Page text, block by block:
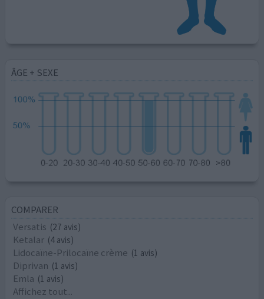
ÂGE + SEXE
COMPARER
Versatis (27 avis)
Ketalar (4 avis)
Lidocaïne-Prilocaïne crème (1 avis)
Diprivan (1 avis)
Emla (1 avis)
Affichez tout...